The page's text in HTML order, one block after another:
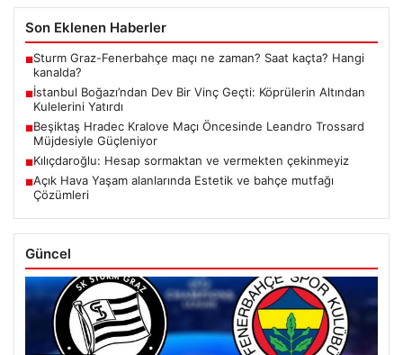
Son Eklenen Haberler
■Sturm Graz-Fenerbahçe maçı ne zaman? Saat kaçta? Hangi
kanalda?
■İstanbul Boğazı’ndan Dev Bir Vinç Geçti: Köprülerin Altından
Kulelerini Yatırdı
■Beşiktaş Hradec Kralove Maçı Öncesinde Leandro Trossard
Müjdesiyle Güçleniyor
■Kılıçdaroğlu: Hesap sormaktan ve vermekten çekinmeyiz
■Açık Hava Yaşam alanlarında Estetik ve bahçe mutfağı
Çözümleri
Güncel